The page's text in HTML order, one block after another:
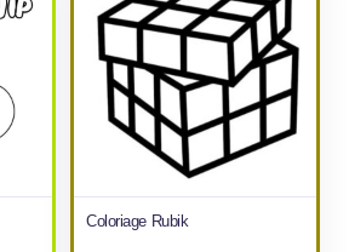
Coloriage Rubik